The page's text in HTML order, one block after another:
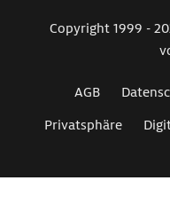
Copyright 1999 -
AGB
Privatsphäre